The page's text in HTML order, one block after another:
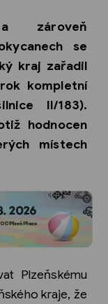
zároveň
se
kraj zařadil
kompletní
II/183).
hodnocen
místech
Plzeňskému
kraje, že